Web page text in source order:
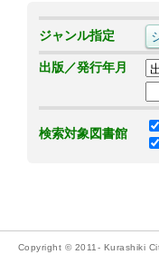
ジャンル指定
出版／発行年月
検索対象図書館
Copyright © 2011- Kurashiki